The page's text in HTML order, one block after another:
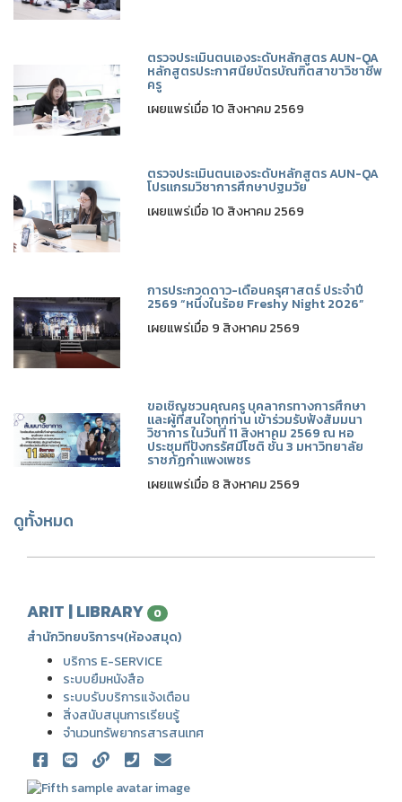
ตรวจประเมินตนเองระดับหลักสูตร AUN-QA
หลักสูตรประกาศนียบัตรบัณฑิตสาขาวิชาชีพ
ครู
เผยแพร่เมื่อ 10 สิงหาคม 2569
ตรวจประเมินตนเองระดับหลักสูตร AUN-QA
โปรแกรมวิชาการศึกษาปฐมวัย
เผยแพร่เมื่อ 10 สิงหาคม 2569
การประกวดดาว-เดือนครุศาสตร์ ประจำปี
2569 “หนึ่งในร้อย Freshy Night 2026”
เผยแพร่เมื่อ 9 สิงหาคม 2569
ขอเชิญชวนคุณครู บุคลากรทางการศึกษา
และผู้ที่สนใจทุกท่าน เข้าร่วมรับฟังสัมมนา
วิชาการ ในวันที่ 11 สิงหาคม 2569 ณ หอ
ประชุมทีปังกรรัศมีโชติ ชั้น 3 มหาวิทยาลัย
ราชภัฏกำแพงเพชร
เผยแพร่เมื่อ 8 สิงหาคม 2569
ดูทั้งหมด
ARIT | LIBRARY 0
สำนักวิทยบริการฯ(ห้องสมุด)
บริการ E-SERVICE
ระบบยืมหนังสือ
ระบบรับบริการแจ้งเตือน
สิ่งสนับสนุนการเรียนรู้
จำนวนทรัพยากรสารสนเทศ